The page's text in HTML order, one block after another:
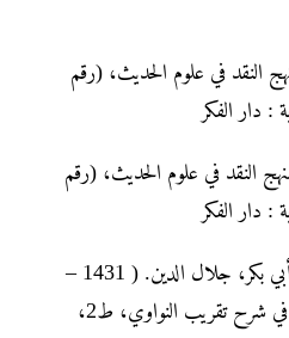
الدين. (1401). منهج النقد في علوم الحديث، (رقم
الدين. (1401). منهج النقد في علوم الحديث، (رقم
السيوطي، عبد الرحمن بن أبي بكر، جلال الدين. ( 1431 –
المكتبة الشاملة). تدريب الراوي في شرح تقريب النواوي، ط2،